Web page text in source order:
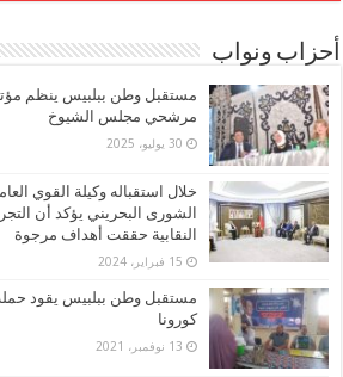
أحزاب ونواب
مستقبل وطن ببلبيس ينظم
مرشحي مجلس الشيوخ
30 يوليو، 2025
خلال استقباله وكيلة القوي
الشورى البحريني يؤكد أن
النقابية حققت أهداف مرجوة
15 فبراير، 2024
مستقبل وطن ببلبيس يقود
كورونا
13 نوفمبر، 2021